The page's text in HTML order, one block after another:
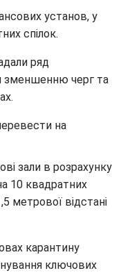
установ, у
спілок.
ряд
зменшенню черг та
на
зали в розрахунку
10 квадратних
метрової відстані
карантину
ключових